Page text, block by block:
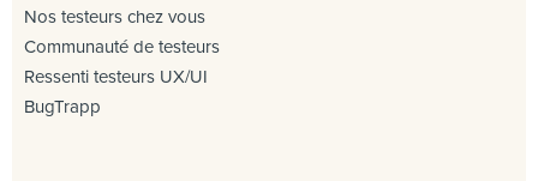
Nos testeurs chez vous
Communauté de testeurs
Ressenti testeurs UX/UI
BugTrapp